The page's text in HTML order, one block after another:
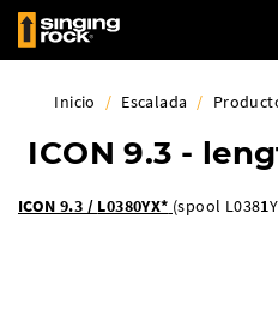
Inicio / Escalada /
ICON 9.3 -
ICON 9.3 / L0380YX* (spool L0381